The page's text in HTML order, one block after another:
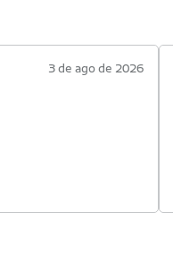
3 de ago de 2026